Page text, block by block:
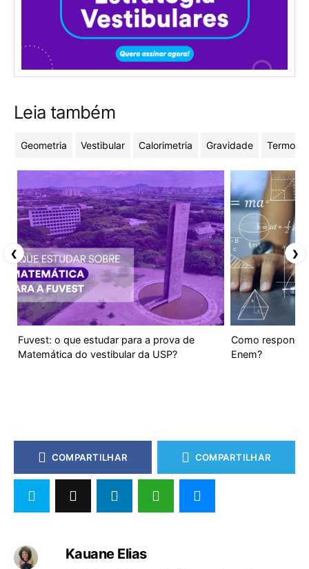
Leia também
Geometria Vestibular Calorimetria Gravidade
Fuvest: o que estudar para a prova de
Matemática do vestibular da USP?
Como
Enem?
❮ ❯
COMPARTILHAR COMPARTILHAR
Kauane Elias